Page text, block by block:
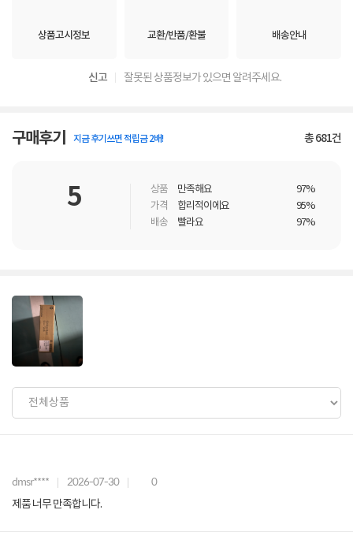
상품고시정보 교환/반품/환불 배송안내
신고 잘못된 상품정보가 있으면 알려주세요.
구매후기 지금 후기쓰면 적립금 2배! 총681건
5 상품 만족해요
97%
가격
합리적이에요
95%
배송
빨라요 97%
dmsr**** 2026-07-30 0
제품 너무 만족합니다.